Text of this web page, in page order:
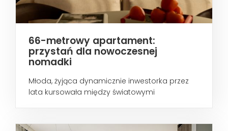
66-metrowy apartament:
przystań dla nowoczesnej
nomadki
Młoda, żyjąca dynamicznie inwestorka przez
lata kursowała między światowymi